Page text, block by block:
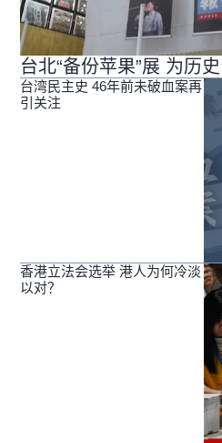
台北“备份苹
台湾民主史 46年前未破血案再
引关注
香港立法会选举 港人为何冷淡
以对？